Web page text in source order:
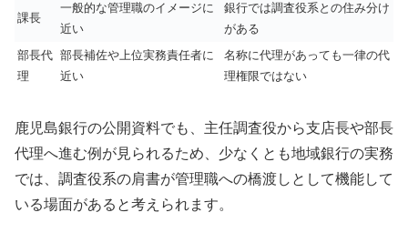
課長
一般的な管理職のイメージに
近い
銀行では調査役系との住み分け
がある
部長代
理
部長補佐や上位実務責任者に
近い
名称に代理があっても一律の代
理権限ではない
鹿児島銀行の公開資料でも、主任調査役から支店長や部長
代理へ進む例が見られるため、少なくとも地域銀行の実務
では、調査役系の肩書が管理職への橋渡しとして機能して
いる場面があると考えられます。